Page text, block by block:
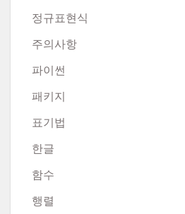
정규표현식
주의사항
파이썬
패키지
표기법
한글
함수
행렬